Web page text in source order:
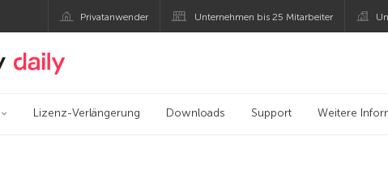
Privatanwender Unternehmen bis 25 Mitarbeiter
Offizieller Blog von Kaspersky
Lizenz-Verlängerung Downloads Support Weitere